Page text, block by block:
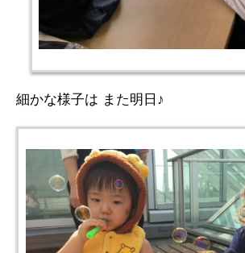
細かな様子は また明日♪